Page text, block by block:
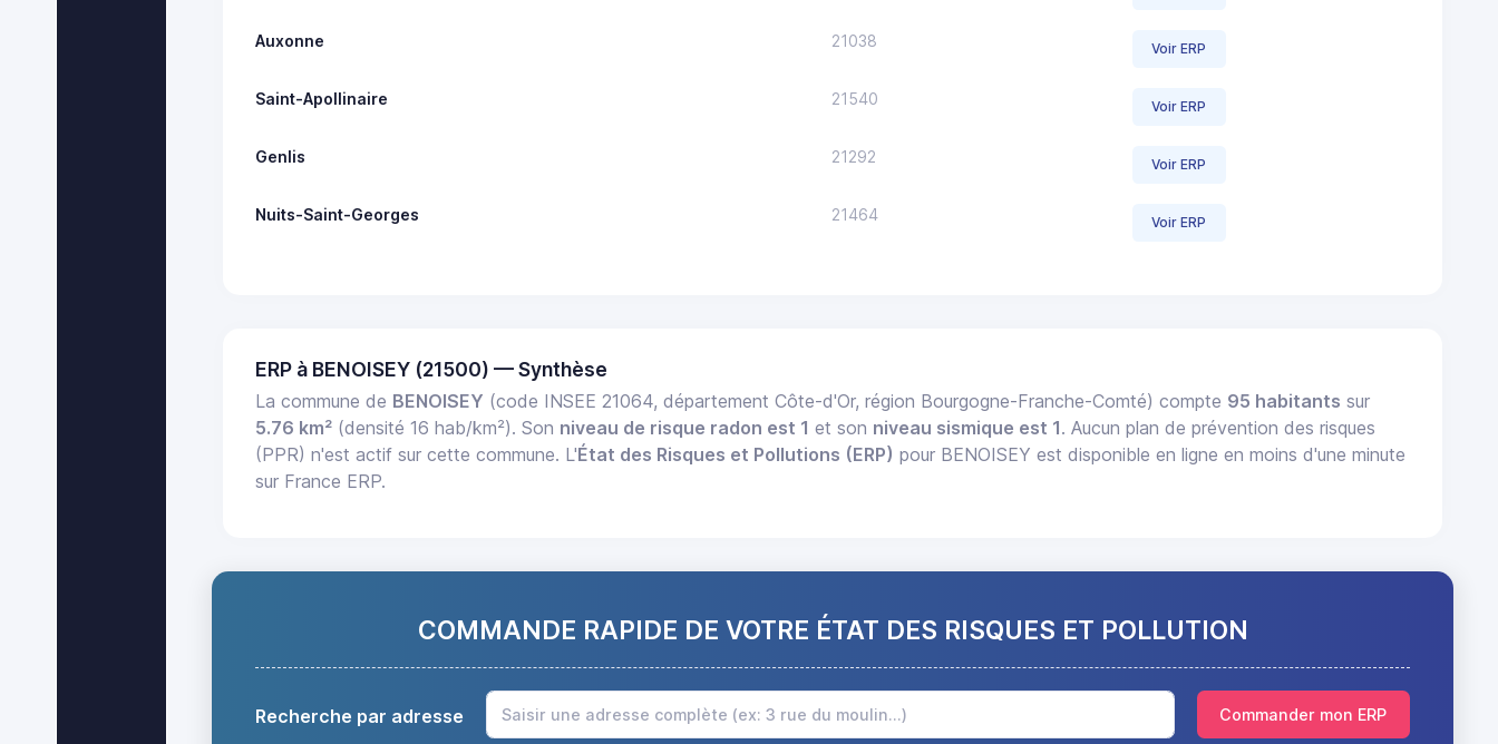
Auxonne 21038 Voir ERP
Saint-Apollinaire 21540 Voir ERP
Genlis 21292 Voir ERP
Nuits-Saint-Georges 21464 Voir ERP
ERP à BENOISEY (21500) — Synthèse
La commune de BENOISEY (code INSEE 21064, département Côte-d'Or, région Bourgogne-Franche-Comté) compte 95 habitants sur
5.76 km² (densité 16 hab/km²). Son niveau de risque radon est 1 et son niveau sismique est 1. Aucun plan de prévention des risques
(PPR) n'est actif sur cette commune. L'État des Risques et Pollutions (ERP) pour BENOISEY est disponible en ligne en moins d'une minute
sur France ERP.
COMMANDE RAPIDE DE VOTRE ÉTAT DES RISQUES ET POLLUTION
Recherche par adresse Commander mon ERP